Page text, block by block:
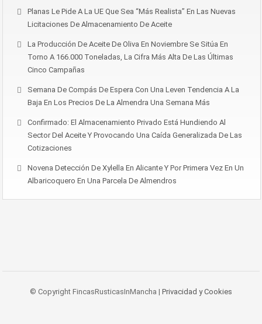
Planas Le Pide A La UE Que Sea “más Realista” En Las Nuevas
Licitaciones De Almacenamiento De Aceite
La Producción De Aceite De Oliva En Noviembre Se Sitúa En
Torno A 166.000 Toneladas, La Cifra Más Alta De Las Últimas
Cinco Campañas
Semana De Compás De Espera Con Una Leven Tendencia A La
Baja En Los Precios De La Almendra Una Semana Más
Confirmado: El Almacenamiento Privado Está Hundiendo Al
Sector Del Aceite Y Provocando Una Caída Generalizada De Las
Cotizaciones
Novena Detección De Xylella En Alicante Y Por Primera Vez En Un
Albaricoquero En Una Parcela De Almendros
© Copyright FincasRusticasInMancha | Privacidad y Cookies